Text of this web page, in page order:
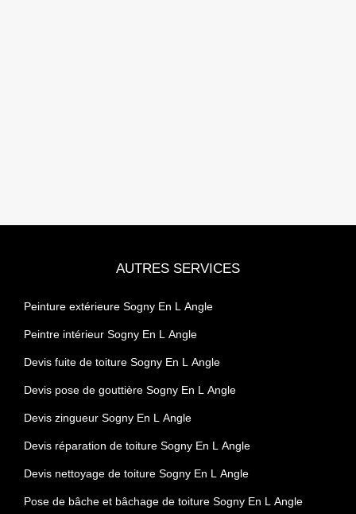
AUTRES SERVICES
Peinture extérieure Sogny En L Angle
Peintre intérieur Sogny En L Angle
Devis fuite de toiture Sogny En L Angle
Devis pose de gouttière Sogny En L Angle
Devis zingueur Sogny En L Angle
Devis réparation de toiture Sogny En L Angle
Devis nettoyage de toiture Sogny En L Angle
Pose de bâche et bâchage de toiture Sogny En L Angle